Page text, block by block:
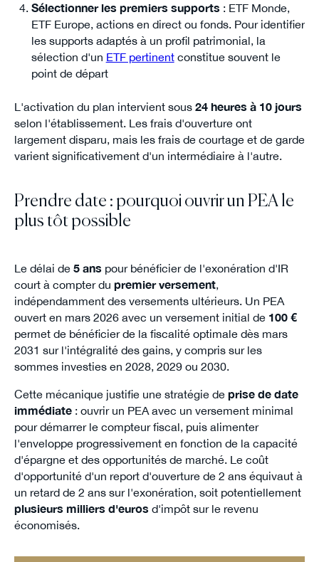
Sélectionner les premiers supports : ETF Monde,
ETF Europe, actions en direct ou fonds. Pour identifier
les supports adaptés à un profil patrimonial, la
sélection d'un ETF pertinentconstitue souvent le
point de départ
L'activation du plan intervient sous 24 heures à 10 jours
selon l'établissement. Les frais d'ouverture ont
largement disparu, mais les frais de courtage et de garde
varient significativement d'un intermédiaire à l'autre.
Prendre date : pourquoi ouvrir un PEA le
plus tôt possible
Le délai de 5 ans pour bénéficier de l'exonération d'IR
court à compter du premier versement,
indépendamment des versements ultérieurs. Un PEA
ouvert en mars 2026 avec un versement initial de 100 €
permet de bénéficier de la fiscalité optimale dès mars
2031 sur l'intégralité des gains, y compris sur les
sommes investies en 2028, 2029 ou 2030.
Cette mécanique justifie une stratégie de prise de date
immédiate: ouvrir un PEA avec un versement minimal
pour démarrer le compteur fiscal, puis alimenter
l'enveloppe progressivement en fonction de la capacité
d'épargne et des opportunités de marché. Le coût
d'opportunité d'un report d'ouverture de 2 ans équivaut à
un retard de 2 ans sur l'exonération, soit potentiellement
plusieurs milliers d'euros d'impôt sur le revenu
économisés.